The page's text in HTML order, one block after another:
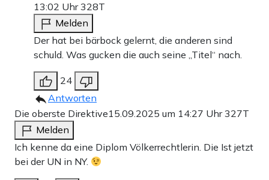
13:02 Uhr328T
Melden
Der hat bei bärbock gelernt, die anderen sind
schuld. Was gucken die auch seine „Titel“ nach.
24
Antworten
Die oberste Direktive15.09.2025 um 14:27 Uhr327T
Melden
Ich kenne da eine Diplom Völkerrechtlerin. Die Ist jetzt
bei der UN in NY.